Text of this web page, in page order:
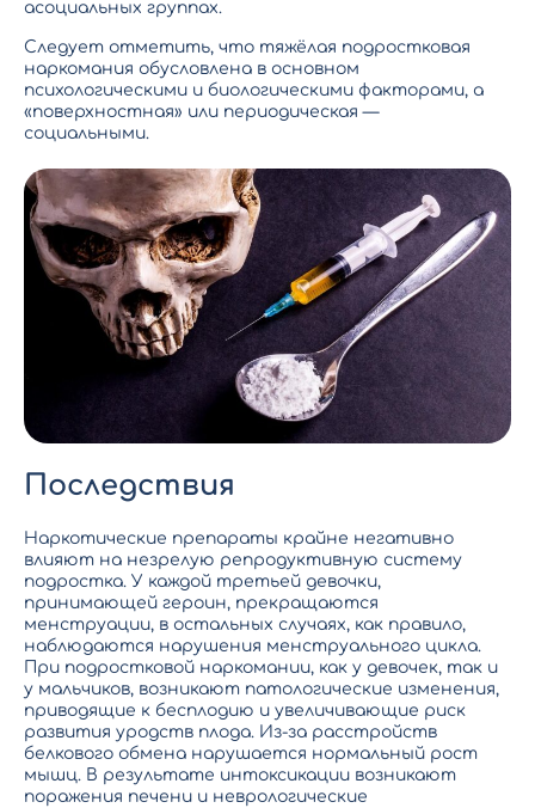
асоциальных группах.
Следует отметить, что тяжёлая подростковая
наркомания обусловлена в основном
психологическими и биологическими факторами, а
«поверхностная» или периодическая —
социальными.
Последствия
Наркотические препараты крайне негативно
влияют на незрелую репродуктивную систему
подростка. У каждой третьей девочки,
принимающей героин, прекращаются
менструации, в остальных случаях, как правило,
наблюдаются нарушения менструального цикла.
При подростковой наркомании, как у девочек, так и
у мальчиков, возникают патологические изменения,
приводящие к бесплодию и увеличивающие риск
развития уродств плода. Из-за расстройств
белкового обмена нарушается нормальный рост
мышц. В результате интоксикации возникают
поражения печени и неврологические